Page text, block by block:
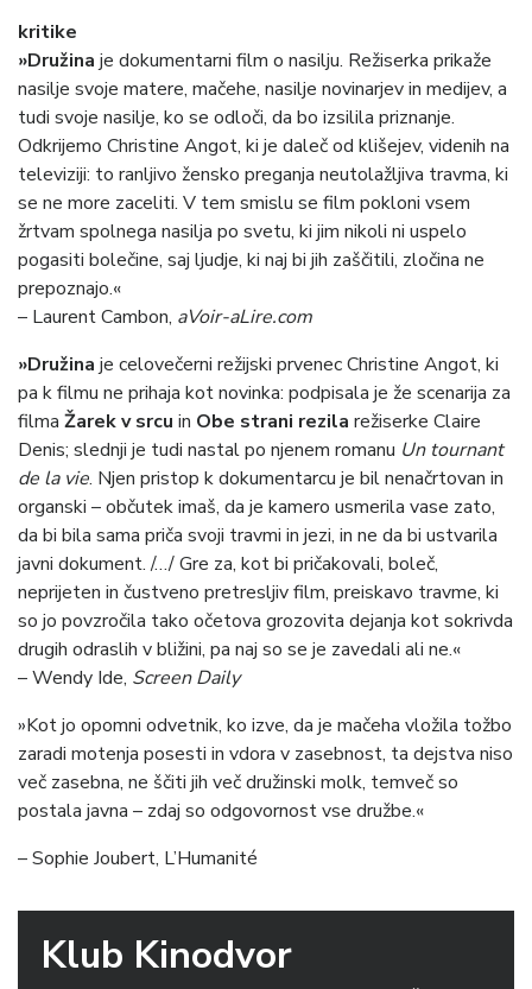
kritike
»Družina je dokumentarni film o nasilju. Režiserka prikaže
nasilje svoje matere, mačehe, nasilje novinarjev in medijev, a
tudi svoje nasilje, ko se odloči, da bo izsilila priznanje.
Odkrijemo Christine Angot, ki je daleč od klišejev, videnih na
televiziji: to ranljivo žensko preganja neutolažljiva travma, ki
se ne more zaceliti. V tem smislu se film pokloni vsem
žrtvam spolnega nasilja po svetu, ki jim nikoli ni uspelo
pogasiti bolečine, saj ljudje, ki naj bi jih zaščitili, zločina ne
prepoznajo.«
– Laurent Cambon, aVoir-aLire.com
»Družina je celovečerni režijski prvenec Christine Angot, ki
pa k filmu ne prihaja kot novinka: podpisala je že scenarija za
filma Žarek v srcu in Obe strani rezila režiserke Claire
Denis; slednji je tudi nastal po njenem romanu Un tournant
de la vie. Njen pristop k dokumentarcu je bil nenačrtovan in
organski – občutek imaš, da je kamero usmerila vase zato,
da bi bila sama priča svoji travmi in jezi, in ne da bi ustvarila
javni dokument. /…/ Gre za, kot bi pričakovali, boleč,
neprijeten in čustveno pretresljiv film, preiskavo travme, ki
so jo povzročila tako očetova grozovita dejanja kot sokrivda
drugih odraslih v bližini, pa naj so se je zavedali ali ne.«
– Wendy Ide, Screen Daily
»Kot jo opomni odvetnik, ko izve, da je mačeha vložila tožbo
zaradi motenja posesti in vdora v zasebnost, ta dejstva niso
več zasebna, ne ščiti jih več družinski molk, temveč so
postala javna – zdaj so odgovornost vse družbe.«
– Sophie Joubert, L’Humanité
Klub Kinodvor